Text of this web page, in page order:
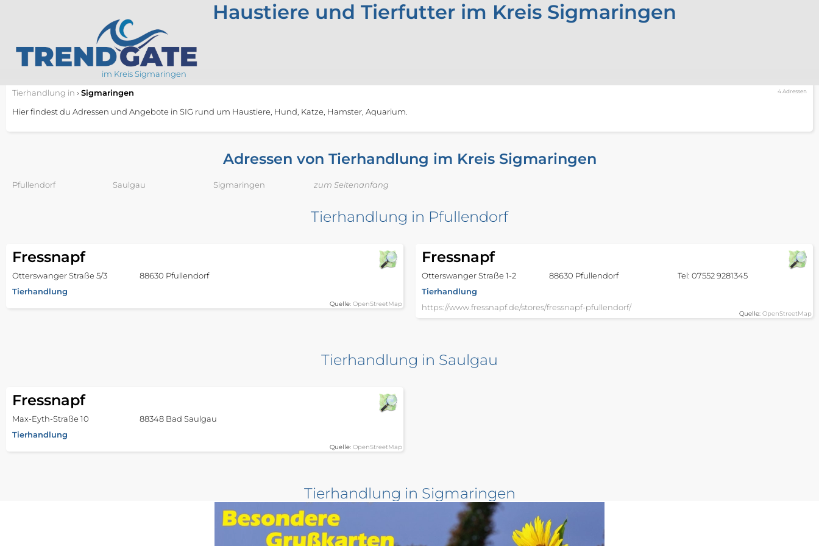
im Kreis Sigmaringen
4 Adressen
Tierhandlung in › Sigmaringen
Haustiere und Tierfutter im Kreis Sigmaringen
Hier findest du Adressen und Angebote in SIG rund um Haustiere, Hund, Katze, Hamster, Aquarium.
Adressen von Tierhandlung im Kreis Sigmaringen
Pfullendorf Saulgau Sigmaringen zum Seitenanfang
Tierhandlung in Pfullendorf
Fressnapf
Otterswanger Straße 5/3
88630 Pfullendorf
Tierhandlung
Quelle:OpenStreetMap
Fressnapf
Otterswanger Straße 1-2 88630 Pfullendorf
Tel: 07552 9281345
Tierhandlung
https://www.fressnapf.de/stores/fressnapf-pfullendorf/
Quelle: OpenStreetMap
Tierhandlung in Saulgau
Fressnapf
Max-Eyth-Straße 10
88348 Bad Saulgau
Tierhandlung
Quelle:OpenStreetMap
Tierhandlung in Sigmaringen